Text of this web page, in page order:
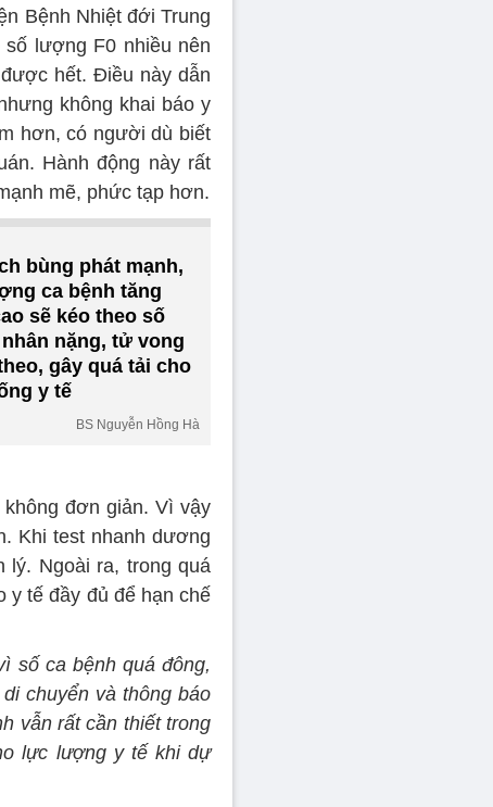
Bệnh Nhiệt đới Trung
lượng F0 nhiều nên
hết. Điều này dẫn
không khai báo y
hơn, có người dù biết
Hành động này rất
mẽ, phức tạp hơn.
bùng phát mạnh,
ca bệnh tăng
sẽ kéo theo số
nặng, tử vong
gây quá tải cho
y tế
BS Nguyễn Hồng Hà
đơn giản. Vì vậy
Khi test nhanh dương
Ngoài ra, trong quá
y tế đầy đủ để hạn chế
số ca bệnh quá đông,
chuyển và thông báo
vẫn rất cần thiết trong
lực lượng y tế khi dự